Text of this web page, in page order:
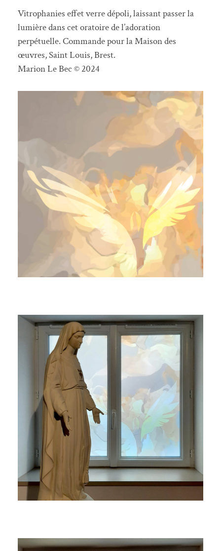
Vitrophanies effet verre dépoli, laissant passer la
lumière dans cet oratoire de l’adoration
perpétuelle. Commande pour la Maison des
œuvres, Saint Louis, Brest.
Marion Le Bec © 2024